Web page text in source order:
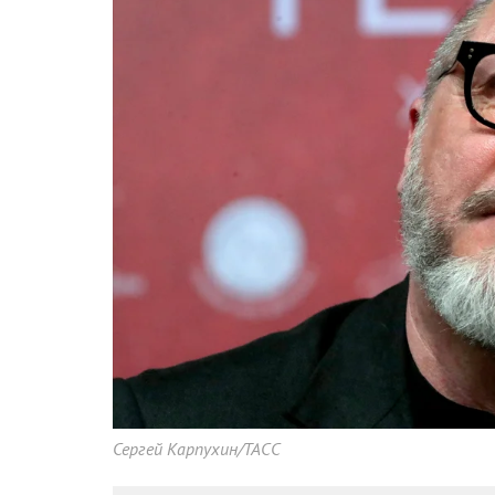
Сергей Карпухин/ТАСС